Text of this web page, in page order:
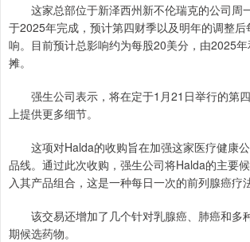
这家总部位于新泽西州新不伦瑞克的公司周
于2025年完成，预计第四财季以及明年的调整
响。目前预计总影响约为每股20美分，由2025
摊。
强生公司表示，将在定于1月21日举行的第
上提供更多细节。
这项对Halda的收购旨在加强这家医疗健康
品线。通过此次收购，强生公司将Halda的主要
入其产品组合，这是一种每日一次的前列腺癌疗法
该交易还增加了几个针对乳腺癌、肺癌和多
期候选药物。